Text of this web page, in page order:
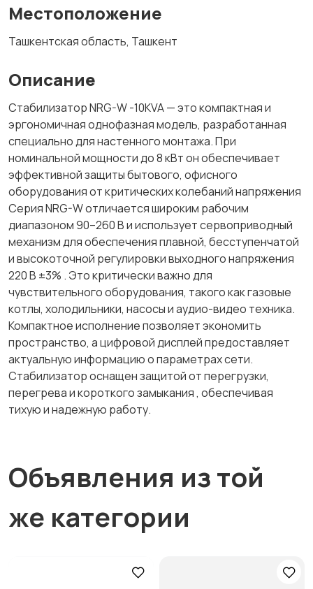
Местоположение
Ташкентская область, Ташкент
Описание
Стабилизатор NRG-W -10KVA — это компактная и
эргономичная однофазная модель, разработанная
специально для настенного монтажа. При
номинальной мощности до 8 кВт он обеспечивает
эффективной защиты бытового, офисного
оборудования от критических колебаний напряжения
Серия NRG-W отличается широким рабочим
диапазоном 90–260 В и использует сервоприводный
механизм для обеспечения плавной, бесступенчатой
и высокоточной регулировки выходного напряжения
220 В ±3% . Это критически важно для
чувствительного оборудования, такого как газовые
котлы, холодильники, насосы и аудио-видео техника.
Компактное исполнение позволяет экономить
пространство, а цифровой дисплей предоставляет
актуальную информацию о параметрах сети.
Стабилизатор оснащен защитой от перегрузки,
перегрева и короткого замыкания , обеспечивая
тихую и надежную работу.
Объявления из той
же категории